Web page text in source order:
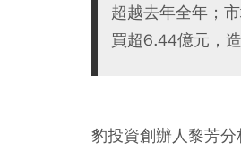
超越去年全年；
買超6.44億元，
豹投資創辦人黎芳